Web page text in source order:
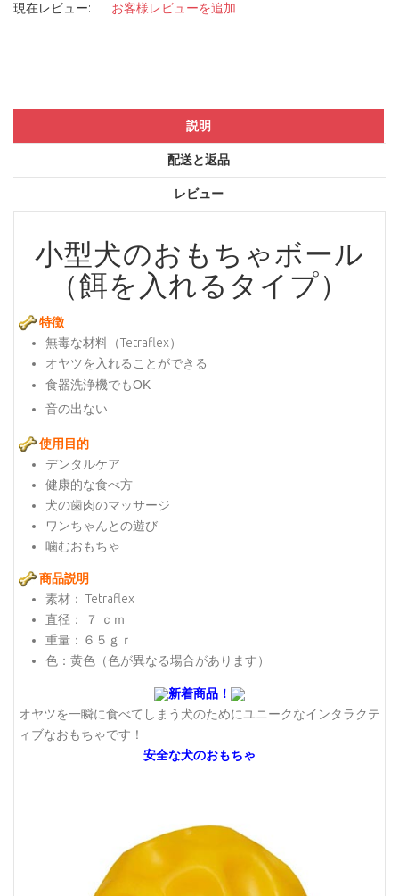
現在レビュー:
お客様レビューを追加
説明
配送と返品
レビュー
小型犬のおもちゃボール
（餌を入れるタイプ）
特徴
無毒な材料（Tetraflex）
オヤツを入れることができる
食器洗浄機でもOK
音の出ない
使用目的
デンタルケア
健康的な食べ方
犬の歯肉のマッサージ
ワンちゃんとの遊び
噛むおもちゃ
商品説明
素材： Tetraflex
直径： ７ ｃｍ
重量：６５ｇｒ
色：黄色（色が異なる場合があります）
新着商品！
オヤツを一瞬に食べてしまう犬のためにユニークなインタラクテ
ィブなおもちゃです！
安全な犬のおもちゃ